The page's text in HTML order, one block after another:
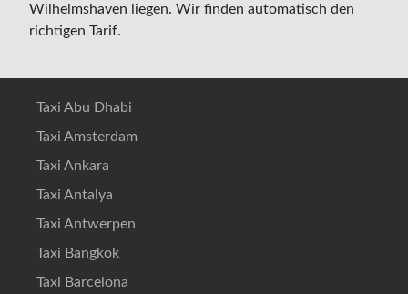
Wilhelmshaven liegen. Wir finden automatisch den
richtigen Tarif.
Taxi Abu Dhabi
Taxi Amsterdam
Taxi Ankara
Taxi Antalya
Taxi Antwerpen
Taxi Bangkok
Taxi Barcelona